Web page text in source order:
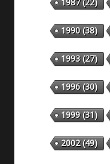
1990(38)
1993(27)
1996(30)
1999(31)
2002(49)